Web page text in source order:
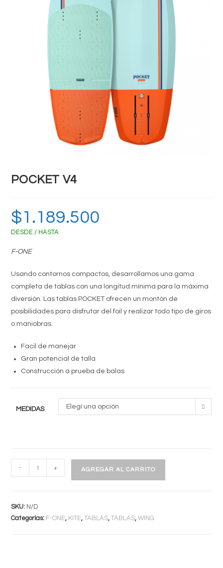
POCKET V4
$1.189.500
DESDE / HASTA
F-ONE
Usando contornos compactos, desarrollamos una gama
completa de tablas con una longitud mínima para la máxima
diversión. Las tablas POCKET ofrecen un montón de
posibilidades para disfrutar del foil y realizar todo tipo de giros
o maniobras.
Facil de manejar
Gran potencial de talla
Construcción a prueba de balas
MEDIDAS Elegí una opción
POCKET
V4
- + AGREGAR AL CARRITO
SKU: N/D
Categorías: F-ONE, KITE,TABLAS,TABLAS,WING